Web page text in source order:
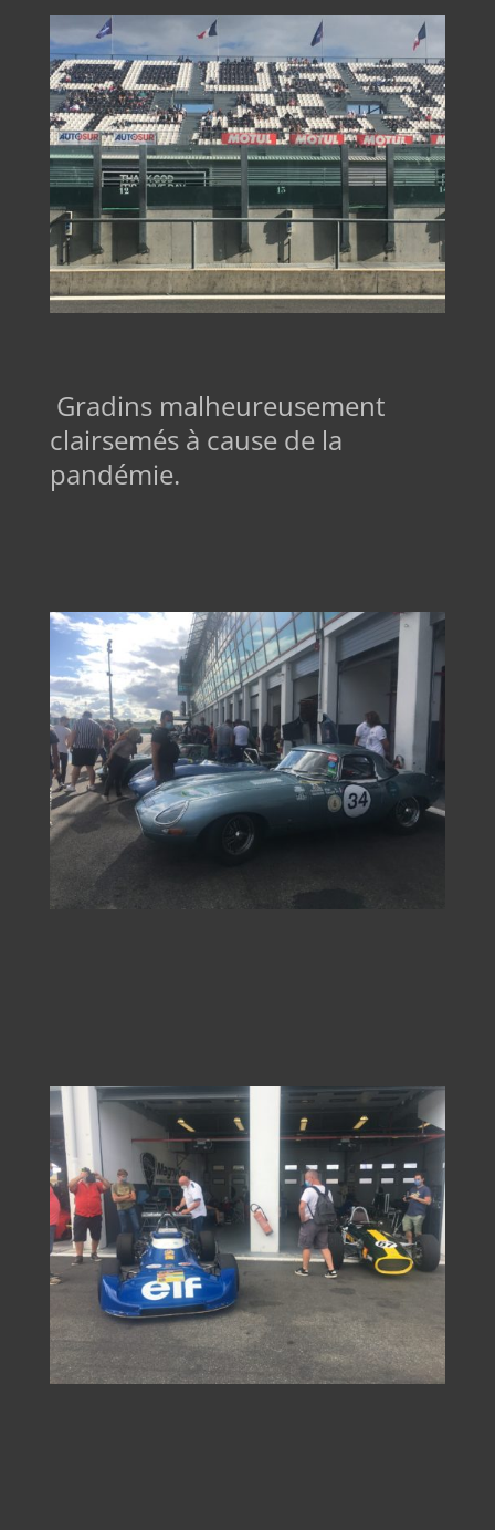
Gradins malheureusement
clairsemés à cause de la
pandémie.